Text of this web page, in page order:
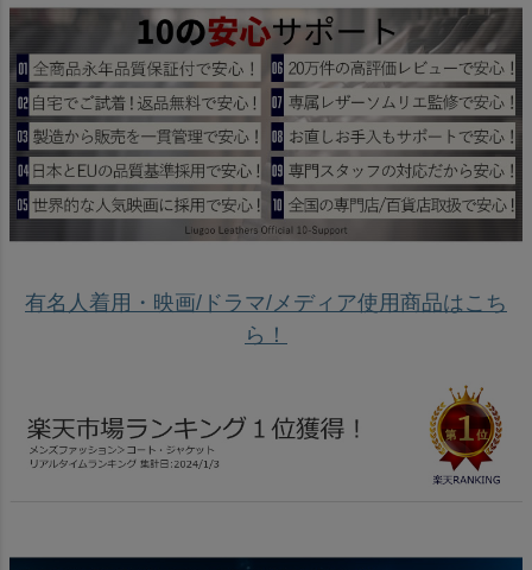
有名人着用・映画/ドラマ/メディア使用商品はこち
ら！